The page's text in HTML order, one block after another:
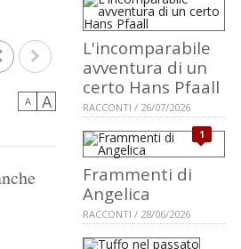
A A
L'incomparabile
avventura di un
certo Hans Pfaall
RACCONTI / 26/07/2026
1
Frammenti di
Angelica
RACCONTI / 28/06/2026